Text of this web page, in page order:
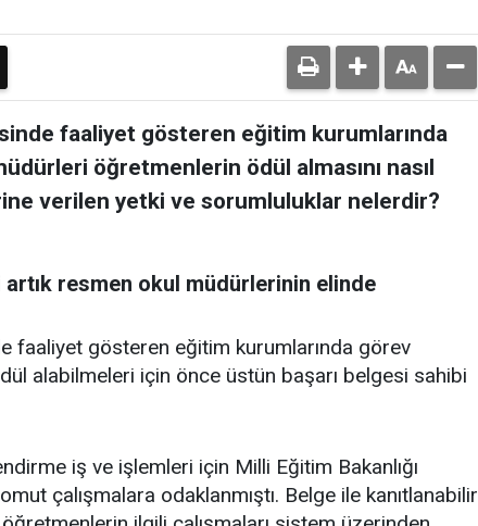
faaliyet gösteren eğitim kurumlarında
öğretmenlerin ödül almasını nasıl
verilen yetki ve sorumluluklar nelerdir?
resmen okul müdürlerinin elinde
faaliyet gösteren eğitim kurumlarında görev
alabilmeleri için önce üstün başarı belgesi sahibi
iş ve işlemleri için Milli Eğitim Bakanlığı
çalışmalara odaklanmıştı. Belge ile kanıtlanabilir